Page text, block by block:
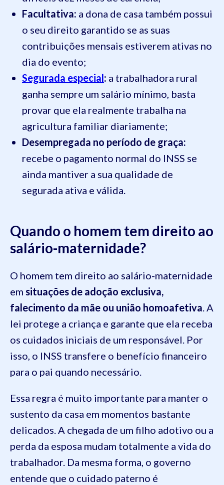
Facultativa: a dona de casa também possui
o seu direito garantido se as suas
contribuições mensais estiverem ativas no
dia do evento;
Segurada especial: a trabalhadora rural
ganha sempre um salário mínimo, basta
provar que ela realmente trabalha na
agricultura familiar diariamente;
Desempregada no período de graça:
recebe o pagamento normal do INSS se
ainda mantiver a sua qualidade de
segurada ativa e válida.
Quando o homem tem direito ao
salário-maternidade?
O homem tem direito ao salário-maternidade
em situações de adoção exclusiva,
falecimento da mãe ou união homoafetiva. A
lei protege a criança e garante que ela receba
os cuidados iniciais de um responsável. Por
isso, o INSS transfere o benefício financeiro
para o pai quando necessário.
Essa regra é muito importante para manter o
sustento da casa em momentos bastante
delicados. A chegada de um filho adotivo ou a
perda da esposa mudam totalmente a vida do
trabalhador. Da mesma forma, o governo
entende que o cuidado paterno é